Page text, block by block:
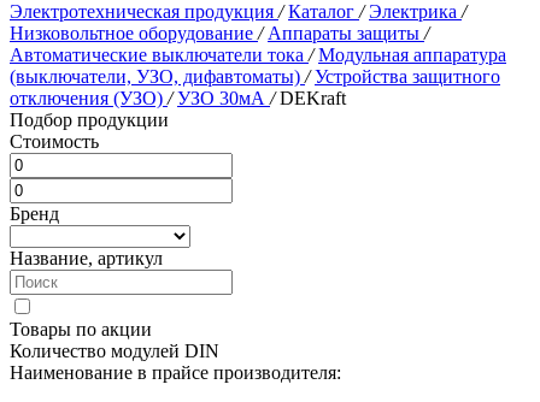
Электротехническая продукция / Каталог / Электрика /
Низковольтное оборудование / Аппараты защиты /
Автоматические выключатели тока / Модульная аппаратура
(выключатели, УЗО, дифавтоматы) / Устройства защитного
отключения (УЗО) / УЗО 30мА / DEKraft
Подбор продукции
Стоимость
Бренд
Название, артикул
Товары по акции
Количество модулей DIN
Наименование в прайсе производителя: